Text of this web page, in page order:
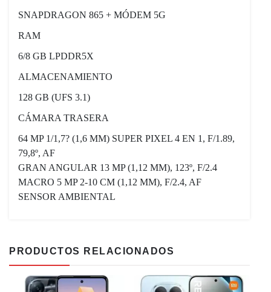
SNAPDRAGON 865 + MÓDEM 5G
RAM
6/8 GB LPDDR5X
ALMACENAMIENTO
128 GB (UFS 3.1)
CÁMARA TRASERA
64 MP 1/1,7? (1,6 ΜM) SUPER PIXEL 4 EN 1, F/1.89,
79,8º, AF
GRAN ANGULAR 13 MP (1,12 ΜM), 123º, F/2.4
MACRO 5 MP 2-10 CM (1,12 ΜM), F/2.4, AF
SENSOR AMBIENTAL
PRODUCTOS RELACIONADOS